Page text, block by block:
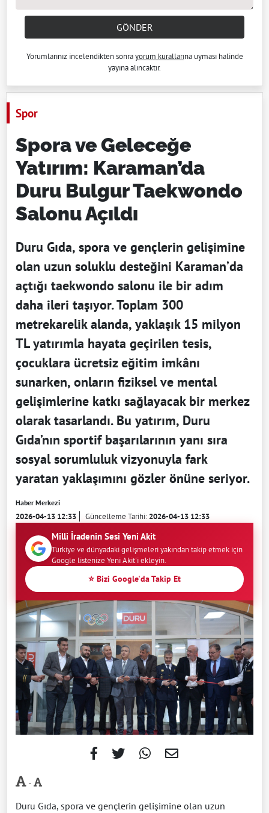
GÖNDER
Yorumlarınız incelendikten sonrayorum kurallarına uyması halinde
yayına alıncaktır.
Spor
Spora ve Geleceğe
Yatırım: Karaman’da
Duru Bulgur Taekwondo
Salonu Açıldı
Duru Gıda, spora ve gençlerin gelişimine
olan uzun soluklu desteğini Karaman’da
açtığı taekwondo salonu ile bir adım
daha ileri taşıyor. Toplam 300
metrekarelik alanda, yaklaşık 15 milyon
TL yatırımla hayata geçirilen tesis,
çocuklara ücretsiz eğitim imkânı
sunarken, onların fiziksel ve mental
gelişimlerine katkı sağlayacak bir merkez
olarak tasarlandı. Bu yatırım, Duru
Gıda’nın sportif başarılarının yanı sıra
sosyal sorumluluk vizyonuyla fark
yaratan yaklaşımını gözler önüne seriyor.
Haber Merkezi
2026-04-13 12:33 Güncelleme Tarihi:2026-04-13 12:33
Milli İradenin Sesi Yeni Akit
Türkiye ve dünyadaki gelişmeleri yakından takip etmek için
Google listenize Yeni Akit'i ekleyin.
⭐ Bizi Google'da Takip Et
-
Duru Gıda, spora ve gençlerin gelişimine olan uzun